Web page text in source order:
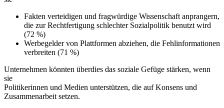
Fakten verteidigen und fragwürdige Wissenschaft anprangern,
die zur Rechtfertigung schlechter Sozialpolitik benutzt wird
(72 %)
Werbegelder von Plattformen abziehen, die Fehlinformationen
verbreiten (71 %)
Unternehmen könnten überdies das soziale Gefüge stärken, wenn
sie
Politikerinnen und Medien unterstützen, die auf Konsens und
Zusammenarbeit setzen.